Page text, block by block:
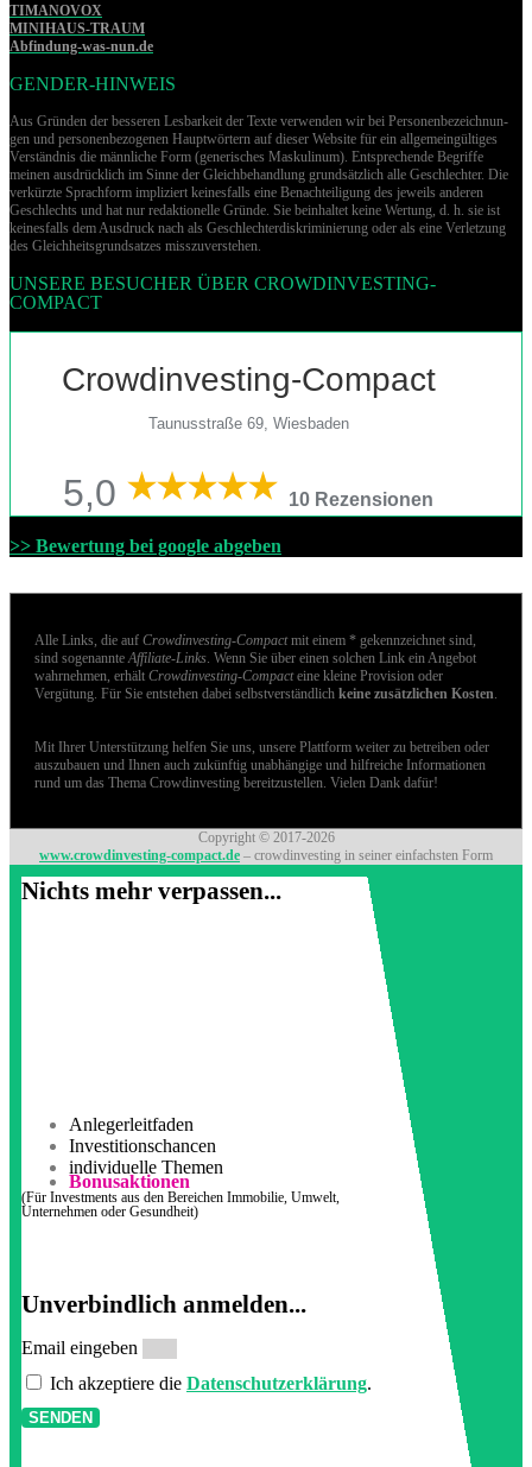
TIMANOVOX
MINIHAUS-TRAUM
Abfindung-was-nun.de
GENDER-HINWEIS
Aus Gründen der besseren Lesbarkeit der Texte verwenden wir bei Per­so­nen­be­zeich­nun­
gen und per­so­nen­be­zo­ge­nen Hauptwörtern auf dieser Website für ein allgemeingültiges
Verständnis die männliche Form (generisches Maskulinum). Entsprechende Begriffe
meinen ausdrücklich im Sinne der Gleichbehandlung grund­sätz­lich alle Geschlechter. Die
verkürzte Sprachform impliziert keinesfalls eine Benachteiligung des jeweils anderen
Geschlechts und hat nur redaktionelle Gründe. Sie beinhaltet keine Wertung, d. h. sie ist
keinesfalls dem Ausdruck nach als Geschlechterdiskriminierung oder als eine Verletzung
des Gleich­heits­grund­sat­zes misszuverstehen.
UNSERE BESUCHER ÜBER CROWDINVESTING-
COMPACT
Crowdinvesting-Compact
Taunusstraße 69, Wiesbaden
5,0 10 Rezensionen
>> Bewertung bei google abgeben
Alle Links, die auf Crowdinvesting-Compactmit einem * gekennzeichnet sind,
sind sogenannteAffiliate-Links. Wenn Sie über einen solchen Link ein Angebot
wahrnehmen, erhält Crowdinvesting-Compacteine kleine Provision oder
Vergütung. Für Sie entstehen dabei selbstverständlich keine zusätzlichen Kosten.
Mit Ihrer Unterstützung helfen Sie uns, unsere Plattform weiter zu betreiben oder
auszubauen und Ihnen auch zukünftig unabhängige und hilfreiche Informationen
rund um das Thema Crowdinvesting bereitzustellen. Vielen Dank dafür!
Copyright © 2017-2026
www.crowdinvesting-compact.de – crowdinvesting in seiner einfachsten Form
Nichts mehr verpassen...
Anlegerleitfaden
Investitionschancen
individuelle Themen
Bonusaktionen
(Für Investments aus den Bereichen Immobilie, Umwelt,
Unternehmen oder Gesundheit)
Unverbindlich anmelden...
Email eingeben
Ich akzeptiere die Datenschutzerklärung.
SENDEN